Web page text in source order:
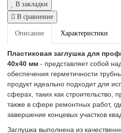
В закладки
В сравнение
Описание Характеристики
Пластиковая заглушка для
40х40 мм - представляет собой
обеспечения герметичности
продукт идеально подходит для
сферах, таких как строительство,
также в сфере ремонтных работ,
завершение концевых участков
Заглушка выполнена из